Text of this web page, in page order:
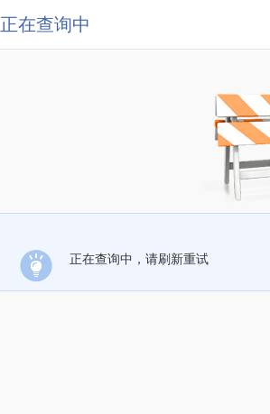
正在查询中
正在查询中，请刷新重试